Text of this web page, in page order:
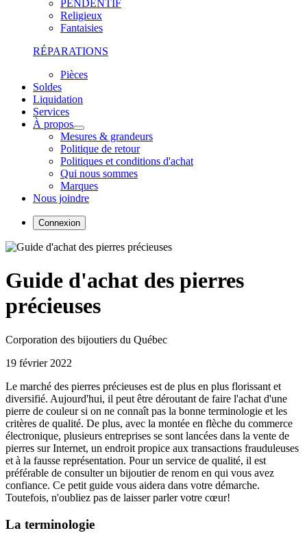
PENDENTIF
Religieux
Fantaisies
RÉPARATIONS
Pièces
Soldes
Liquidation
Services
À propos
Mesures & grandeurs
Politique de retour
Politiques et conditions d'achat
Qui nous sommes
Marques
Nous joindre
Connexion
Guide d'achat des pierres
précieuses
Corporation des bijoutiers du Québec
19 février 2022
Le marché des pierres précieuses est de plus en plus florissant et
diversifié. Aujourd'hui, il peut être déroutant de faire l'achat d'une
pierre de couleur si on ne connaît pas la bonne terminologie et les
critères de qualité. De plus, avec la montée en flèche du commerce
électronique, plusieurs entreprises se sont lancées dans la vente de
pierres sur Internet, un endroit propice aux transactions frauduleuses
et à la fausse représentation. Pour un service de qualité, il est
préférable de consulter un bijoutier de renom en qui vous avez
confiance. Ce petit guide vous aidera dans votre démarche.
Toutefois, n'oubliez pas de laisser parler votre cœur!
La terminologie